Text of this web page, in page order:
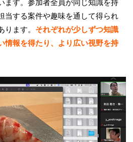
ます。参加者全員が同じ知識を持
当する案件や趣味を通して得られ
ります。 それぞれが少しずつ知識
情報を得たり、より広い視野を持